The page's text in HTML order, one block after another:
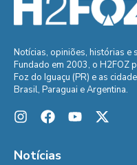
Notícias, opiniões, histórias e
Fundado em 2003, o H2FOZ
Foz do Iguaçu (PR) e as
Brasil, Paraguai e Argentina.
Notícias